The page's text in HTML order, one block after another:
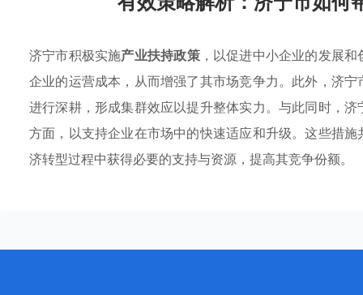
济宁市积极实施产业扶持政策，以促进中小企业的发展
企业的运营成本，从而增强了其市场竞争力。此外，济宁
进行深耕，形成集群效应以提升整体实力。与此同时，济
方面，以支持企业在市场中的快速适应和升级。这些措
济转型过程中获得必要的支持与资源，提高其竞争份额。